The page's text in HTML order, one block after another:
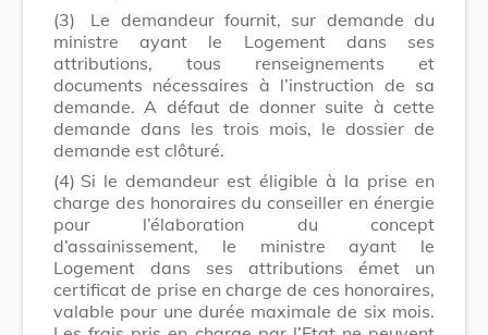
(3)
Le demandeur fournit, sur demande du
ministre ayant le Logement dans ses
attributions, tous renseignements et
documents nécessaires à l’instruction de sa
demande. A défaut de donner suite à cette
demande dans les trois mois, le dossier de
demande est clôturé.
(4) Si le demandeur est éligible à la prise en
charge des honoraires du conseiller en énergie
pour l’élaboration du concept
d’assainissement, le ministre ayant le
Logement dans ses attributions émet un
certificat de prise en charge de ces honoraires,
valable pour une durée maximale de six mois.